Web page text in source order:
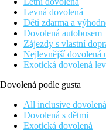
Vzdálenost
pláže: cca 1300
letiště: 25 km
centra: 0,6 km
nákupních
Popis pokoje
Dvoulůžkový pokoj,
klimatizace
Levná dovolená
Děti zdarma a
Dovolená autobusem
Zájezdy s vlastní
Nejlevnější dovolená
Exotická dovolená
Dovolená podle gusta
All inclusive dovolená
Dovolená s dětmi
Exotická dovolená